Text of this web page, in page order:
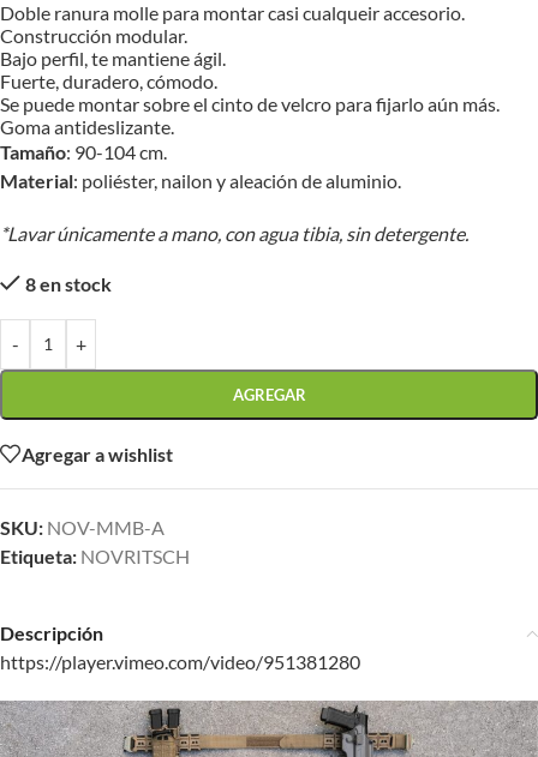
Doble ranura molle para montar casi cualqueir accesorio.
Construcción modular.
Bajo perfil, te mantiene ágil.
Fuerte, duradero, cómodo.
Se puede montar sobre el cinto de velcro para fijarlo aún más.
Goma antideslizante.
Tamaño: 90-104 cm.
Material: poliéster, nailon y aleación de aluminio.
*Lavar únicamente a mano, con agua tibia, sin detergente.
8 en stock
- +
AGREGAR
Agregar a wishlist
SKU: NOV-MMB-A
Etiqueta: NOVRITSCH
Descripción
https://player.vimeo.com/video/951381280